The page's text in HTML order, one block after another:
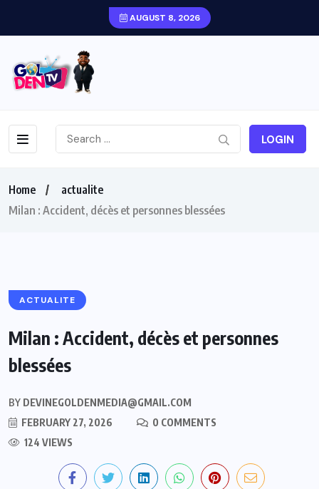
AUGUST 8, 2026
LOGIN
Home
actualite
Milan : Accident, décès et personnes blessées
ACTUALITE
Milan : Accident, décès et personnes
blessées
BY DEVINEGOLDENMEDIA@GMAIL.COM
FEBRUARY 27, 2026
0 COMMENTS
124 VIEWS